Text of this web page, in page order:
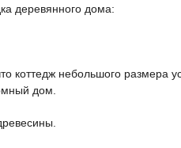
деревянного дома:
коттедж небольшого размера
дом.